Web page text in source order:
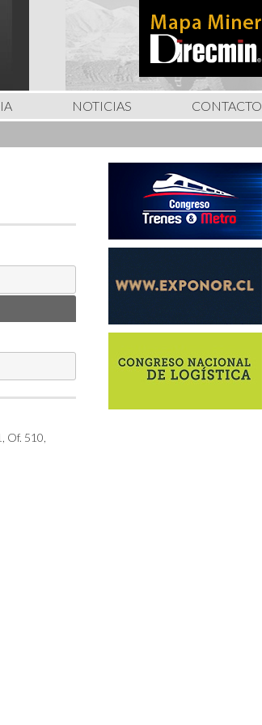
NOTICIAS CONTACTO
Of. 510,